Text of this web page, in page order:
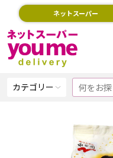
ネットスーパー
カテゴリー